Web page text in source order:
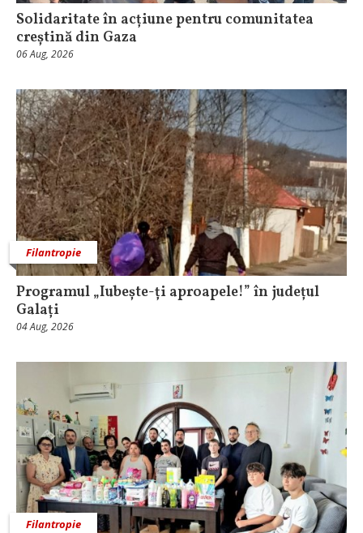
Solidaritate în acțiune pentru comunitatea
creștină din Gaza
06 Aug, 2026
Filantropie
Programul „Iubește-ți aproapele!” în județul
Galați
04 Aug, 2026
Filantropie